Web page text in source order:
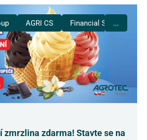
AGRI CS Financial Services
...
zmrzlina zdarma! Stavte se na